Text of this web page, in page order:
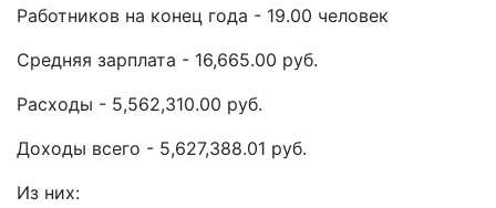
Работников на конец года - 19.00 человек
Средняя зарплата - 16,665.00 руб.
Расходы - 5,562,310.00 руб.
Доходы всего - 5,627,388.01 руб.
Из них: